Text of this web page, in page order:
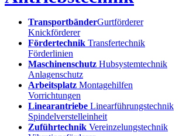
TransportbänderGurtförderer
Knickförderer
Fördertechnik Transfertechnik
Förderlinien
Maschinenschutz Hubsystemtechnik
Anlagenschutz
Arbeitsplatz Montagehilfen
Vorrichtungen
Linearantriebe Linearführungstechnik
Spindelverstelleinheit
Zuführtechnik Vereinzelungstechnik